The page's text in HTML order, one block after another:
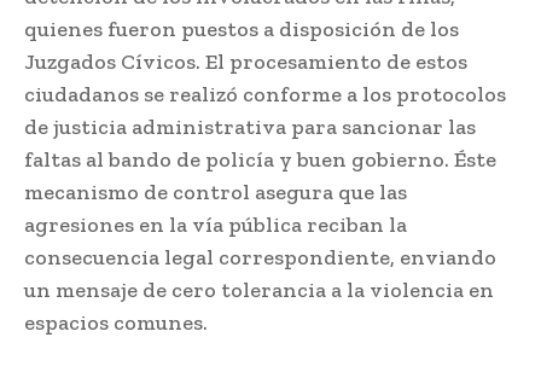
quienes fueron puestos a disposición de los
Juzgados Cívicos. El procesamiento de estos
ciudadanos se realizó conforme a los protocolos
de justicia administrativa para sancionar las
faltas al bando de policía y buen gobierno. Éste
mecanismo de control asegura que las
agresiones en la vía pública reciban la
consecuencia legal correspondiente, enviando
un mensaje de cero tolerancia a la violencia en
espacios comunes.